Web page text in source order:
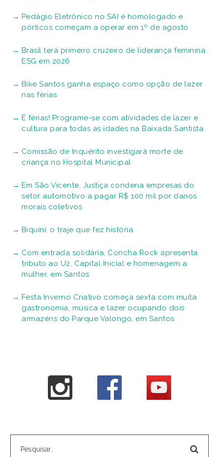
Pedágio Eletrônico no SAI é homologado e
pórticos começam a operar em 1º de agosto
Brasil terá primeiro cruzeiro de liderança feminina
ESG em 2026
Bike Santos ganha espaço como opção de lazer
nas férias
É férias! Programe-se com atividades de lazer e
cultura para todas as idades na Baixada Santista
Comissão de Inquérito investigará morte de
criança no Hospital Municipal
Em São Vicente, Justiça condena empresas do
setor automotivo a pagar R$ 100 mil por danos
morais coletivos
Biquíni: o traje que fez história
Com entrada solidária, Concha Rock apresenta
tributo ao U2, Capital Inicial e homenagem a
mulher, em Santos
Festa Inverno Criativo começa sexta com muita
gastronomia, música e lazer ocupando dois
armazéns do Parque Valongo, em Santos